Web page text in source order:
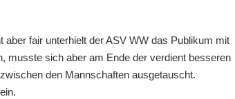
fair unterhielt der ASV WW das Publikum mit
musste sich aber am Ende der verdient besseren
den Mannschaften ausgetauscht.